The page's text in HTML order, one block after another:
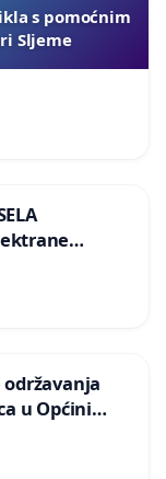
s pomoćnim
Sljeme
održavanja
u Općini